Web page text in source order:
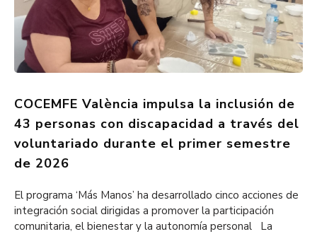
COCEMFE València impulsa la inclusión de
43 personas con discapacidad a través del
voluntariado durante el primer semestre
de 2026
El programa ‘Más Manos’ ha desarrollado cinco acciones de
integración social dirigidas a promover la participación
comunitaria, el bienestar y la autonomía personal La